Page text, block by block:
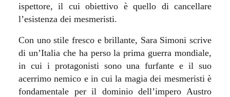
ispettore, il cui obiettivo è quello di cancellare
l’esistenza dei mesmeristi.
Con uno stile fresco e brillante, Sara Simoni scrive
di un’Italia che ha perso la prima guerra mondiale,
in cui i protagonisti sono una furfante e il suo
acerrimo nemico e in cui la magia dei mesmeristi è
fondamentale per il dominio dell’impero Austro